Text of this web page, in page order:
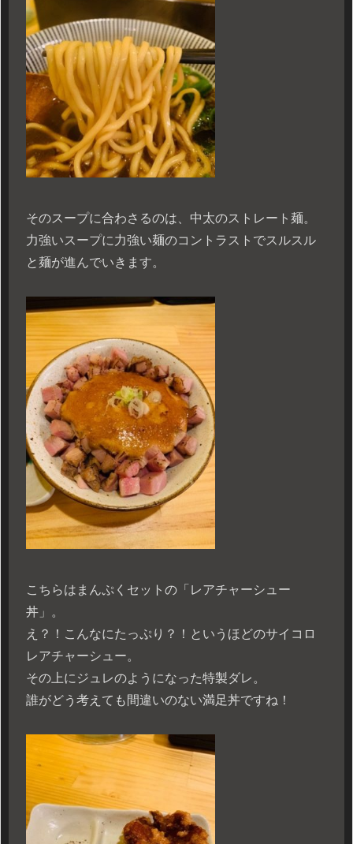
そのスープに合わさるのは、中太のストレート麺。
力強いスープに力強い麺のコントラストでスルスル
と麺が進んでいきます。
こちらはまんぷくセットの「レアチャーシュー
丼」。
え？！こんなにたっぷり？！というほどのサイコロ
レアチャーシュー。
その上にジュレのようになった特製ダレ。
誰がどう考えても間違いのない満足丼ですね！